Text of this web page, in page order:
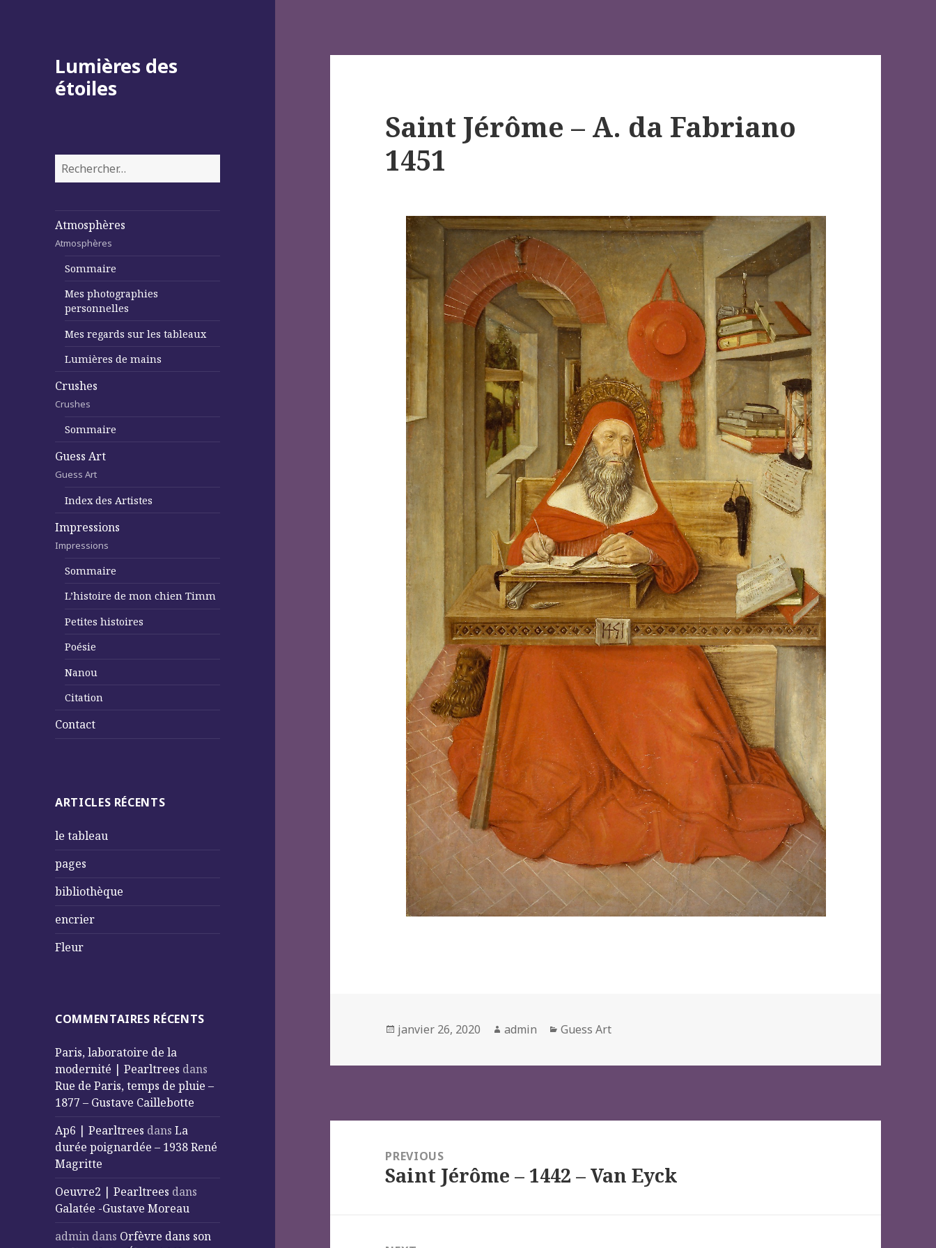
Lumières des
étoiles
Rechercher :
Atmosphères
Atmosphères
Sommaire
Mes photographies
personnelles
Mes regards sur les tableaux
Lumières de mains
Crushes
Crushes
Sommaire
Guess Art
Guess Art
Index des Artistes
Impressions
Impressions
Sommaire
L’histoire de mon chien Timm
Petites histoires
Poésie
Nanou
Citation
Contact
ARTICLES RÉCENTS
le tableau
pages
bibliothèque
encrier
Fleur
COMMENTAIRES RÉCENTS
Paris, laboratoire de la
modernité | Pearltrees dans
Rue de Paris, temps de pluie –
1877 – Gustave Caillebotte
Ap6 | Pearltrees dansLa
durée poignardée – 1938 René
Magritte
Oeuvre2 | Pearltrees dans
Galatée -Gustave Moreau
admin dans Orfèvre dans son
Saint Jérôme – A. da Fabriano
1451
Posted
janvier 26, 2020 Author
admin Categories
Guess Art
l’article
PREVIOUS
Previous
Saint Jérôme – 1442 – Van Eyck